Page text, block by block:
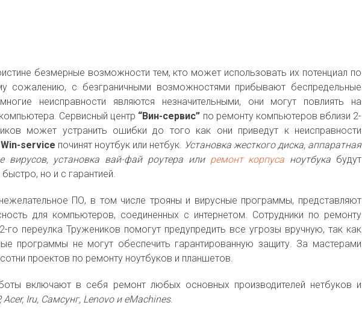
безмерные возможности тем, кто может использовать их потенциал по
сожалению, с безграничными возможностями прибывают беспредельные
неисправности являются незначительными, они могут повлиять на
Сервисный центр “Вин-сервис” по ремонту компьютеров вблизи 2-
может устранить ошибки до того как они приведут к неисправности
Win-service починят ноутбук или нетбук. Установка жесткого диска, аппаратная
вирусов, установка вай-фай роутера или ремонт корпуса ноутбука будут
но и с гарантией.
ПО, в том числе трояны и вирусные программы, представляют
для компьютеров, соединенных с интернетом. Сотрудники по ремонту
го переулка Тружеников помогут предупредить все угрозы вручную, так как
программы не могут обеспечить гарантированную защиту. За мастерами
проектов по ремонту ноутбуков и планшетов.
включают в себя ремонт любых основных производителей нетбуков и
Acer, Iru, Самсунг, Lenovo и eMachines.